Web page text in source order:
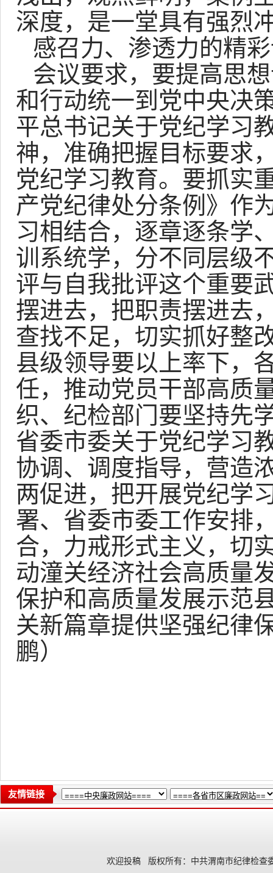
深度，是一堂具有强烈
感召力、渗透力的精
会议要求，要提高思
和行动统一到党中央决
平总书记关于党纪学习
神，准确把握目标要求
党纪学习教育。要抓实
产党纪律处分条例》作
习相结合，逐章逐条学
训系统学，分不同层级
评与自我批评这个重要
摆进去，把职责摆进去
查找不足，切实抓好整
县级领导要以上率下，
任，推动党员干部高质
织、纪检部门要坚持先
省委市委关于党纪学习
协调、调度指导，营造
两促进，把开展党纪学
署、省委市委工作安排
合，力戒形式主义，切
动潼关经济社会高质量
保护和高质量发展示范
关新篇章提供坚强纪律
鹏）
友情链接
欢迎投稿 版权所有：中共渭南市纪律检查